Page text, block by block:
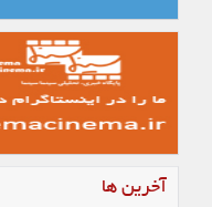
آخرین ها